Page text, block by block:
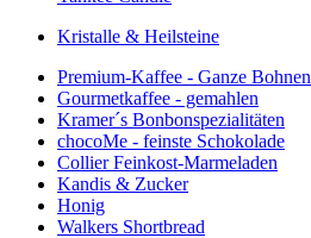
Kristalle & Heilsteine
Premium-Kaffee - Ganze Bohnen
Gourmetkaffee - gemahlen
Kramer´s Bonbonspezialitäten
chocoMe - feinste Schokolade
Collier Feinkost-Marmeladen
Kandis & Zucker
Honig
Walkers Shortbread